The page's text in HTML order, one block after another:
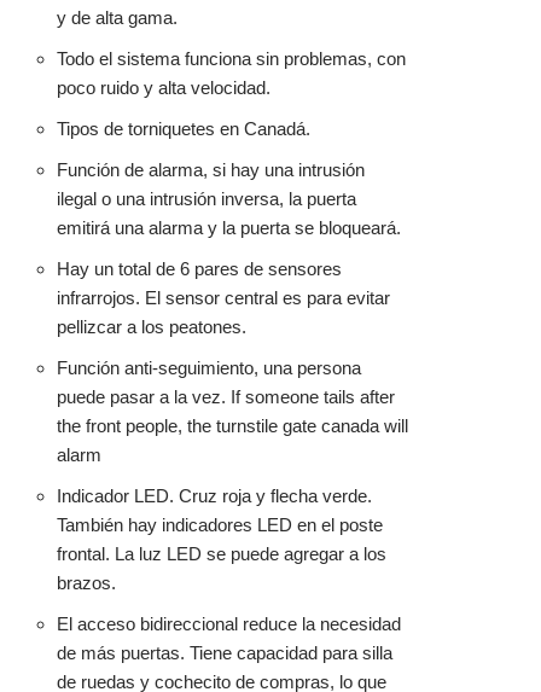
y de alta gama.
Todo el sistema funciona sin problemas, con
poco ruido y alta velocidad.
Tipos de torniquetes en Canadá.
Función de alarma, si hay una intrusión
ilegal o una intrusión inversa, la puerta
emitirá una alarma y la puerta se bloqueará.
Hay un total de 6 pares de sensores
infrarrojos. El sensor central es para evitar
pellizcar a los peatones.
Función anti-seguimiento, una persona
puede pasar a la vez. If someone tails after
the front people, the turnstile gate canada will
alarm
Indicador LED. Cruz roja y flecha verde.
También hay indicadores LED en el poste
frontal. La luz LED se puede agregar a los
brazos.
El acceso bidireccional reduce la necesidad
de más puertas. Tiene capacidad para silla
de ruedas y cochecito de compras, lo que